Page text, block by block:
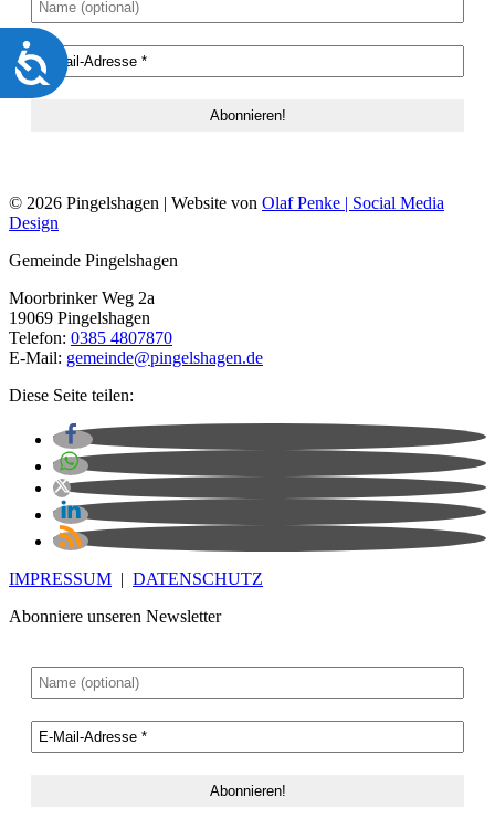
Barrierefreiheit
© 2026 Pingelshagen | Website von Olaf Penke | Social Media
Design
Gemeinde Pingelshagen
Moorbrinker Weg 2a
19069 Pingelshagen
Telefon: 0385 4807870
E-Mail: gemeinde@pingelshagen.de
Diese Seite teilen:
IMPRESSUM | DATENSCHUTZ
Abonniere unseren Newsletter